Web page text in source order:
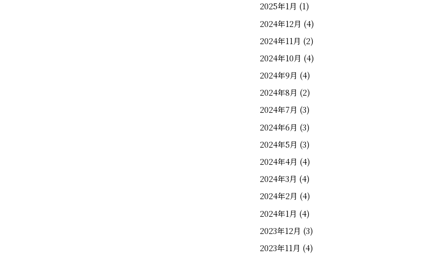
2025年1月 (1)
2024年12月 (4)
2024年11月 (2)
2024年10月 (4)
2024年9月 (4)
2024年8月 (2)
2024年7月 (3)
2024年6月 (3)
2024年5月 (3)
2024年4月 (4)
2024年3月 (4)
2024年2月 (4)
2024年1月 (4)
2023年12月 (3)
2023年11月 (4)